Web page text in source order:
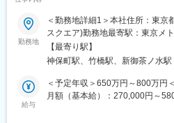
（3）時差出勤制度
オフィスへの出社、テレワーク
れています。社員は、始業時刻
す。
（4）ワークライフバランス
毎週水曜日はノー残業デーです
年に2回の業界一斉ノー残業デー
■業務内容：
業界最大手・土木・建築系総合
国内外の官公庁・民間企業に対
を担当いただきます。
官公庁8割、民間2割の割合です
く方針です。
勤務地
＜勤務地詳細1＞本社住所：東京
スクエア)勤務地最寄駅：東京メ
対策：屋内全面禁煙＜勤務地詳
47都道府県 受動喫煙対策：屋内
【最寄り駅】
神保町駅、竹橋駅、新御茶ノ水駅
給与
＜予定年収＞650万円～800万円
月額（基本給）：270,000円～